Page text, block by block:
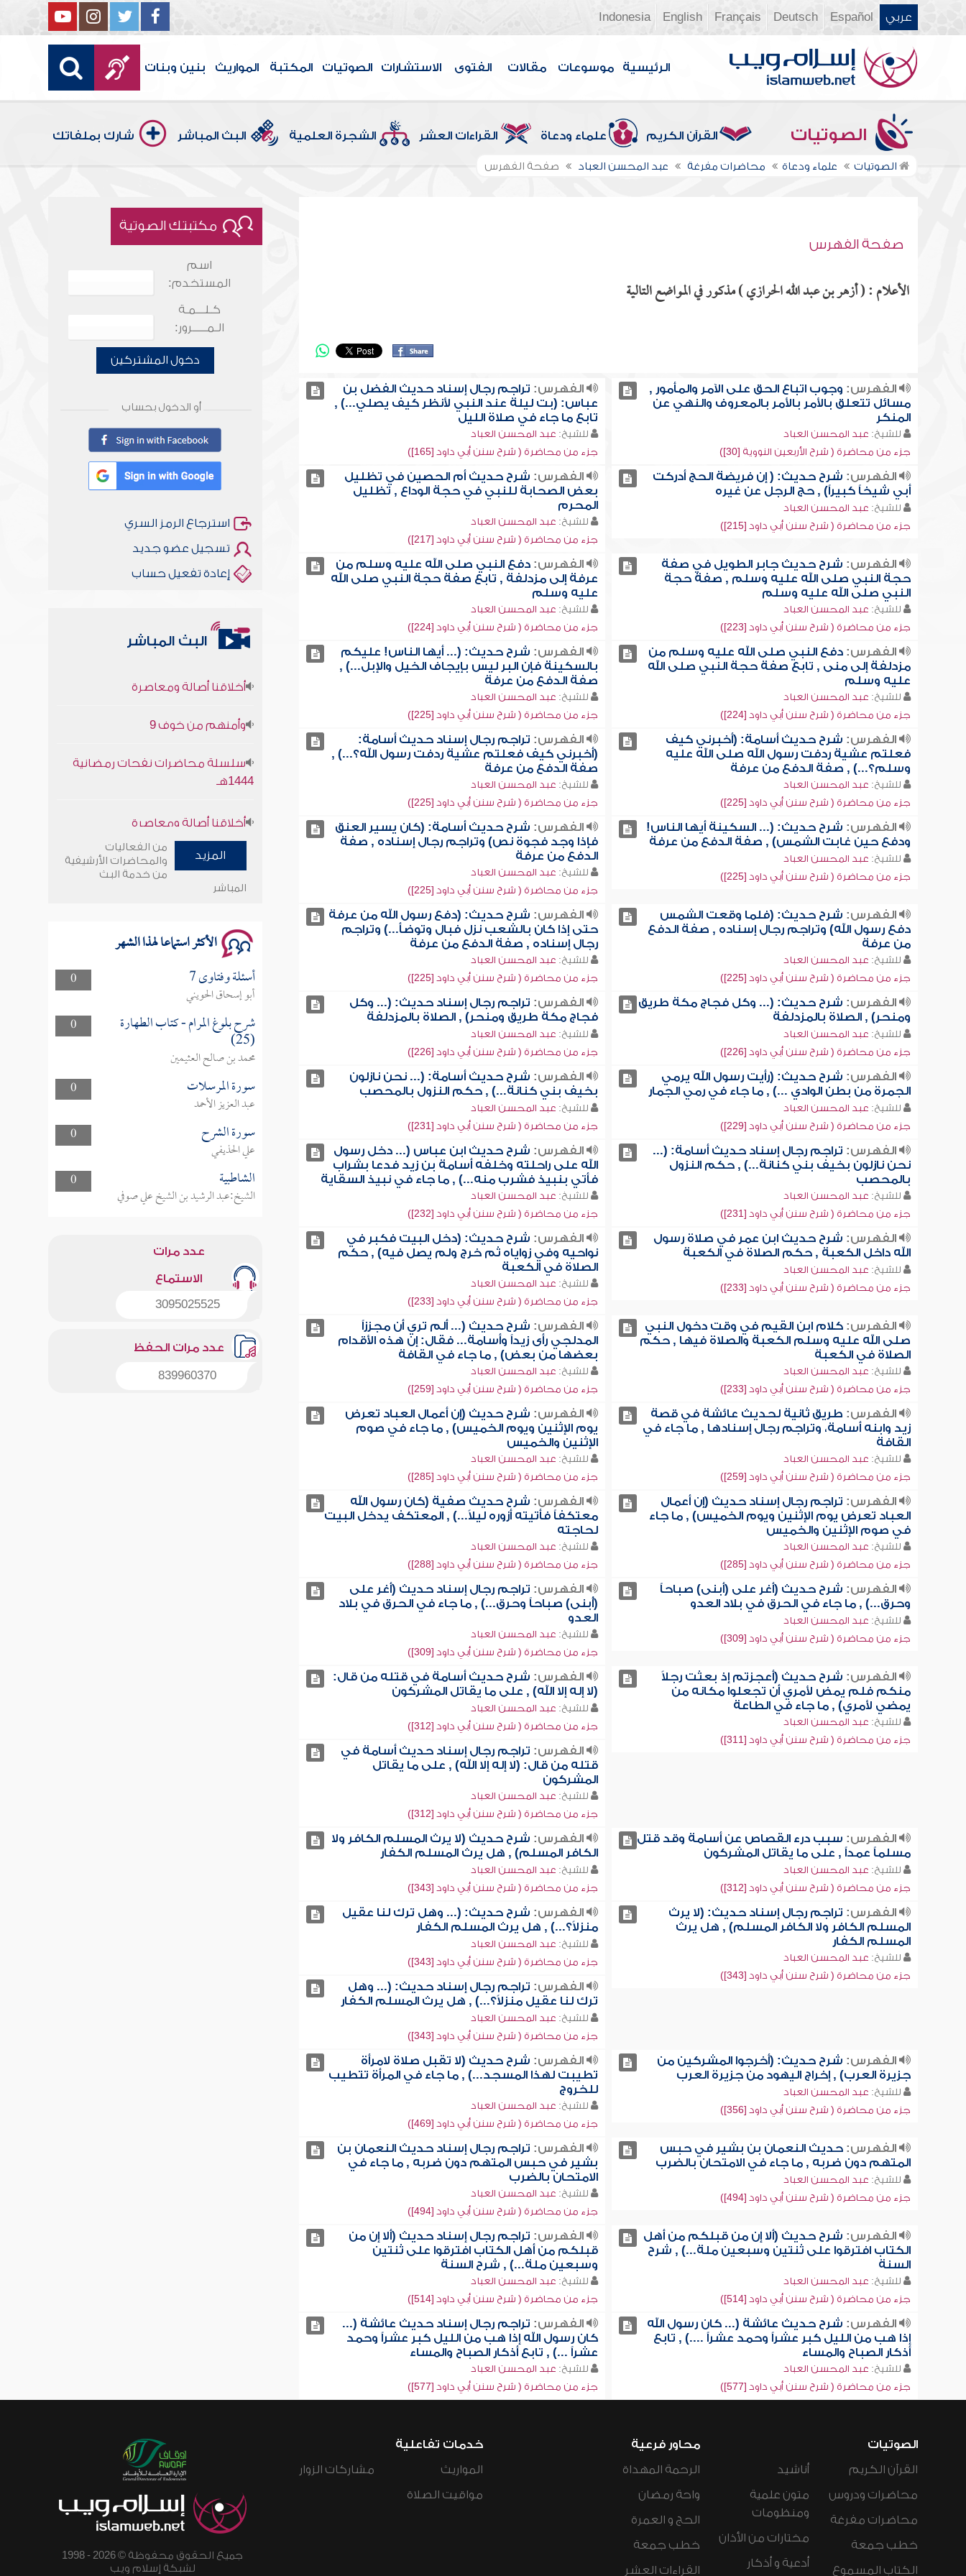
عربي Español
Deutsch
Français
English
Indonesia
الرئيسية موسوعات مقالات الفتوى الاستشارات الصوتيات المكتبة المواريث بنين وبنات
الصوتيات القرآن الكريم علماء ودعاة القراءات العشر الشجرة العلمية البث المباشر شارك بملفاتك
الصوتيات علماء ودعاة محاضرات مفرغة عبد المحسن العباد صفحة الفهرس
صفحة الفهرس
الأعلام : ( أزهر بن عبد الله الحرازي ) مذكور في المواضع التالية
الفهرس: وجوب اتباع الحق على الآمر والمأمور ,
مسائل تتعلق بالأمر بالأمر بالمعروف والنهي عن
المنكر
للشيخ: عبد المحسن العباد
جزء من محاضرة ( شرح الأربعين النووية [30])
الفهرس: تراجم رجال إسناد حديث الفضل بن
عباس: (بت ليلة عند النبي لأنظر كيف يصلي...) ,
تابع ما جاء في صلاة الليل
للشيخ: عبد المحسن العباد
جزء من محاضرة ( شرح سنن أبي داود [165])
الفهرس: شرح حديث: ( إن فريضة الحج أدركت
أبي شيخاً كبيراً) , حج الرجل عن غيره
للشيخ: عبد المحسن العباد
جزء من محاضرة ( شرح سنن أبي داود [215])
الفهرس: شرح حديث أم الحصين في تظليل
بعض الصحابة للنبي في حجة الوداع , تظليل
المحرم
للشيخ: عبد المحسن العباد
جزء من محاضرة ( شرح سنن أبي داود [217])
الفهرس: شرح حديث جابر الطويل في صفة
حجة النبي صلى الله عليه وسلم , صفة حجة
النبي صلى الله عليه وسلم
للشيخ: عبد المحسن العباد
جزء من محاضرة ( شرح سنن أبي داود [223])
الفهرس: دفع النبي صلى الله عليه وسلم من
عرفة إلى مزدلفة , تابع صفة حجة النبي صلى الله
عليه وسلم
للشيخ: عبد المحسن العباد
جزء من محاضرة ( شرح سنن أبي داود [224])
الفهرس:دفع النبي صلى الله عليه وسلم من
مزدلفة إلى منى , تابع صفة حجة النبي صلى الله
عليه وسلم
للشيخ: عبد المحسن العباد
جزء من محاضرة ( شرح سنن أبي داود [224])
الفهرس: شرح حديث: (... أيها الناس! عليكم
بالسكينة فإن البر ليس بإيجاف الخيل والإبل...) ,
صفة الدفع من عرفة
للشيخ: عبد المحسن العباد
جزء من محاضرة ( شرح سنن أبي داود [225])
الفهرس: شرح حديث أسامة: (أخبرني كيف
فعلتم عشية ردفت رسول الله صلى الله عليه
وسلم؟...) , صفة الدفع من عرفة
للشيخ: عبد المحسن العباد
جزء من محاضرة ( شرح سنن أبي داود [225])
الفهرس: تراجم رجال إسناد حديث أسامة:
(أخبرني كيف فعلتم عشية ردفت رسول الله؟...) ,
صفة الدفع من عرفة
للشيخ: عبد المحسن العباد
جزء من محاضرة ( شرح سنن أبي داود [225])
الفهرس: شرح حديث: (... السكينة أيها الناس!
ودفع حين غابت الشمس) , صفة الدفع من عرفة
للشيخ: عبد المحسن العباد
جزء من محاضرة ( شرح سنن أبي داود [225])
الفهرس: شرح حديث أسامة: (كان يسير العنق
فإذا وجد فجوة نص) وتراجم رجال إسناده , صفة
الدفع من عرفة
للشيخ: عبد المحسن العباد
جزء من محاضرة ( شرح سنن أبي داود [225])
الفهرس: شرح حديث: (فلما وقعت الشمس
دفع رسول الله) وتراجم رجال إسناده , صفة الدفع
من عرفة
للشيخ: عبد المحسن العباد
جزء من محاضرة ( شرح سنن أبي داود [225])
الفهرس: شرح حديث: (دفع رسول الله من عرفة
حتى إذا كان بالشعب نزل فبال وتوضأ...) وتراجم
رجال إسناده , صفة الدفع من عرفة
للشيخ: عبد المحسن العباد
جزء من محاضرة ( شرح سنن أبي داود [225])
الفهرس: شرح حديث: (... وكل فجاج مكة طريق
ومنحر) , الصلاة بالمزدلفة
للشيخ: عبد المحسن العباد
جزء من محاضرة ( شرح سنن أبي داود [226])
الفهرس: تراجم رجال إسناد حديث: (... وكل
فجاج مكة طريق ومنحر) , الصلاة بالمزدلفة
للشيخ: عبد المحسن العباد
جزء من محاضرة ( شرح سنن أبي داود [226])
الفهرس: شرح حديث: (رأيت رسول الله يرمي
الجمرة من بطن الوادي ...) , ما جاء في رمي الجمار
للشيخ: عبد المحسن العباد
جزء من محاضرة ( شرح سنن أبي داود [229])
الفهرس: شرح حديث أسامة: (... نحن نازلون
بخيف بني كنانة...) , حكم النزول بالمحصب
للشيخ: عبد المحسن العباد
جزء من محاضرة ( شرح سنن أبي داود [231])
الفهرس: تراجم رجال إسناد حديث أسامة: (...
نحن نازلون بخيف بني كنانة...) , حكم النزول
بالمحصب
للشيخ: عبد المحسن العباد
جزء من محاضرة ( شرح سنن أبي داود [231])
الفهرس: شرح حديث ابن عباس (... دخل رسول
الله على راحلته وخلفه أسامة بن زيد فدعا بشراب
فأتي بنبيذ فشرب منه...) , ما جاء في نبيذ السقاية
للشيخ: عبد المحسن العباد
جزء من محاضرة ( شرح سنن أبي داود [232])
الفهرس: شرح حديث ابن عمر في صلاة رسول
الله داخل الكعبة , حكم الصلاة في الكعبة
للشيخ: عبد المحسن العباد
جزء من محاضرة ( شرح سنن أبي داود [233])
الفهرس: شرح حديث: (دخل البيت فكبر في
نواحيه وفي زواياه ثم خرج ولم يصل فيه) , حكم
الصلاة في الكعبة
للشيخ: عبد المحسن العباد
جزء من محاضرة ( شرح سنن أبي داود [233])
الفهرس:كلام ابن القيم في وقت دخول النبي
صلى الله عليه وسلم الكعبة والصلاة فيها , حكم
الصلاة في الكعبة
للشيخ: عبد المحسن العباد
جزء من محاضرة ( شرح سنن أبي داود [233])
الفهرس: شرح حديث (... ألم تري أن مجززاً
المدلجي رأى زيداً وأسامة... فقال: إن هذه الأقدام
بعضها من بعض) , ما جاء في القافة
للشيخ: عبد المحسن العباد
جزء من محاضرة ( شرح سنن أبي داود [259])
الفهرس: طريق ثانية لحديث عائشة في قصة
زيد وابنه أسامة، وتراجم رجال إسنادها , ما جاء في
القافة
للشيخ: عبد المحسن العباد
جزء من محاضرة ( شرح سنن أبي داود [259])
الفهرس: شرح حديث (إن أعمال العباد تعرض
يوم الإثنين ويوم الخميس) , ما جاء في صوم
الإثنين والخميس
للشيخ: عبد المحسن العباد
جزء من محاضرة ( شرح سنن أبي داود [285])
الفهرس: تراجم رجال إسناد حديث (إن أعمال
العباد تعرض يوم الإثنين ويوم الخميس) , ما جاء
في صوم الإثنين والخميس
للشيخ: عبد المحسن العباد
جزء من محاضرة ( شرح سنن أبي داود [285])
الفهرس: شرح حديث صفية (كان رسول الله
معتكفاً فأتيته أزوره ليلاً...) , المعتكف يدخل البيت
لحاجته
للشيخ: عبد المحسن العباد
جزء من محاضرة ( شرح سنن أبي داود [288])
الفهرس: شرح حديث (أغر على (أبنى) صباحاً
وحرق...) , ما جاء في الحرق في بلاد العدو
للشيخ: عبد المحسن العباد
جزء من محاضرة ( شرح سنن أبي داود [309])
الفهرس: تراجم رجال إسناد حديث (أغر على
(أُبنى) صباحاً وحرق...) , ما جاء في الحرق في بلاد
العدو
للشيخ: عبد المحسن العباد
جزء من محاضرة ( شرح سنن أبي داود [309])
الفهرس: شرح حديث (أعجزتم إذ بعثت رجلاً
منكم فلم يمض لأمري أن تجعلوا مكانه من
يمضي لأمري) , ما جاء في الطاعة
للشيخ: عبد المحسن العباد
جزء من محاضرة ( شرح سنن أبي داود [311])
الفهرس: شرح حديث أسامة في قتله من قال:
(لا إله إلا الله) , على ما يقاتل المشركون
للشيخ: عبد المحسن العباد
جزء من محاضرة ( شرح سنن أبي داود [312])
الفهرس: تراجم رجال إسناد حديث أسامة في
قتله من قال: (لا إله إلا الله) , على ما يقاتل
المشركون
للشيخ: عبد المحسن العباد
جزء من محاضرة ( شرح سنن أبي داود [312])
الفهرس: سبب درء القصاص عن أسامة وقد قتل
مسلماً عمداً , على ما يقاتل المشركون
للشيخ: عبد المحسن العباد
جزء من محاضرة ( شرح سنن أبي داود [312])
الفهرس: شرح حديث (لا يرث المسلم الكافر ولا
الكافر المسلم) , هل يرث المسلم الكفار
للشيخ: عبد المحسن العباد
جزء من محاضرة ( شرح سنن أبي داود [343])
الفهرس: تراجم رجال إسناد حديث: (لا يرث
المسلم الكافر ولا الكافر المسلم) , هل يرث
المسلم الكفار
للشيخ: عبد المحسن العباد
جزء من محاضرة ( شرح سنن أبي داود [343])
الفهرس: شرح حديث: (... وهل ترك لنا عقيل
منزلاً؟...) , هل يرث المسلم الكفار
للشيخ: عبد المحسن العباد
جزء من محاضرة ( شرح سنن أبي داود [343])
الفهرس: تراجم رجال إسناد حديث: (... وهل
ترك لنا عقيل منزلاً؟...) , هل يرث المسلم الكفار
للشيخ: عبد المحسن العباد
جزء من محاضرة ( شرح سنن أبي داود [343])
الفهرس: شرح حديث: (أخرجوا المشركين من
جزيرة العرب) , إخراج اليهود من جزيرة العرب
للشيخ: عبد المحسن العباد
جزء من محاضرة ( شرح سنن أبي داود [356])
الفهرس: شرح حديث (لا تقبل صلاة لامرأة
تطيبت لهذا المسجد...) , ما جاء في المرأة تتطيب
للخروج
للشيخ: عبد المحسن العباد
جزء من محاضرة ( شرح سنن أبي داود [469])
الفهرس:حديث النعمان بن بشير في حبس
المتهم دون ضربه , ما جاء في الامتحان بالضرب
للشيخ: عبد المحسن العباد
جزء من محاضرة ( شرح سنن أبي داود [494])
الفهرس: تراجم رجال إسناد حديث النعمان بن
بشير في حبس المتهم دون ضربه , ما جاء في
الامتحان بالضرب
للشيخ: عبد المحسن العباد
جزء من محاضرة ( شرح سنن أبي داود [494])
الفهرس: شرح حديث (ألا إن من قبلكم من أهل
الكتاب افترقوا على ثنتين وسبعين ملة...) , شرح
السنة
للشيخ: عبد المحسن العباد
جزء من محاضرة ( شرح سنن أبي داود [514])
الفهرس: تراجم رجال إسناد حديث (ألا إن من
قبلكم من أهل الكتاب افترقوا على ثنتين
وسبعين ملة...) , شرح السنة
للشيخ: عبد المحسن العباد
جزء من محاضرة ( شرح سنن أبي داود [514])
الفهرس: شرح حديث عائشة (... كان رسول الله
إذا هب من الليل كبر عشراً وحمد عشراً ....) , تابع
أذكار الصباح والمساء
للشيخ: عبد المحسن العباد
جزء من محاضرة ( شرح سنن أبي داود [577])
الفهرس: تراجم رجال إسناد حديث عائشة (...
كان رسول الله إذا هب من الليل كبر عشراً وحمد
عشراً ...) , تابع أذكار الصباح والمساء
للشيخ: عبد المحسن العباد
جزء من محاضرة ( شرح سنن أبي داود [577])
مكتبتك الصوتية
اسم
المستخدم:
كـلـــمـة
الـمـــــرور:
دخول المشتركين
أو الدخول بحساب
استرجاع الرمز السري
تسجيل عضو جديد
إعادة تفعيل حساب
البث المباشر
1444هـ
وأمنهم من خوف 9
سلسلة محاضرات نفحات رمضانية
1444هـ
المزيد
من الفعاليات
والمحاضرات الأرشيفية
من خدمة البث
المباشر
الأكثر استماعا لهذا الشهر
0 أسئلة وفتاوى 7
أبو إسحاق الحويني
0
شرح بلوغ المرام - كتاب الطهارة
(25)
محمد بن صالح العثيمين
0
سورة المرسلات
عبد العزيز الأحمد
0
سورة الشرح
علي الحذيفي
0
الشاطبية
الشيخ:عبد الرشيد بن الشيخ علي صوفي
عدد مرات
الاستماع
3095025525
عدد مرات الحفظ
839960370
الصوتيات
القرآن الكريم
محاضرات ودروس
محاضرات مفرغة
خطب جمعة
الكتاب المسموع
أناشيد
متون علمية
ومنظومات
مختارات من الأذان
أدعية و أذكار
محاور فرعية
الرحمة المهداة
واحة رمضان
الحج و العمرة
خطب جمعة
القراءات العشر
خدمات تفاعلية
المواريث
مواقيت الصلاة
مشاركات الزوار
جميع الحقوق محفوظة © 2026 - 1998
لشبكة إسلام ويب